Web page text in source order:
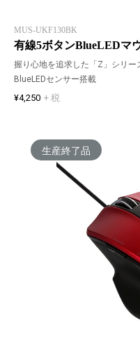
MUS-UKF130BK
有線5ボタンBlueLEDマ
握り心地を追求した「Z」シリー
BlueLEDセンサー搭載
¥4,250 + 税
生産終了品